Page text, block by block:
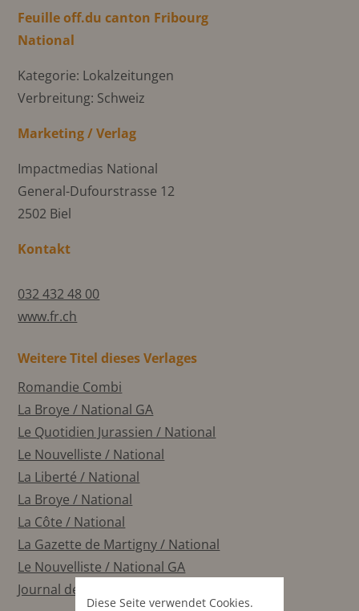
Feuille off.du canton Fribourg
National
Kategorie: Lokalzeitungen
Verbreitung: Schweiz
Marketing / Verlag
Impactmedias National
General-Dufourstrasse 12
2502 Biel
Kontakt
032 432 48 00
www.fr.ch
Weitere Titel dieses Verlages
Romandie Combi
La Broye / National GA
Le Quotidien Jurassien / National
Le Nouvelliste / National
La Liberté / National
La Broye / National
La Côte / National
La Gazette de Martigny / National
Le Nouvelliste / National GA
Journal de Sierre / National
Diese Seite verwendet Cookies.